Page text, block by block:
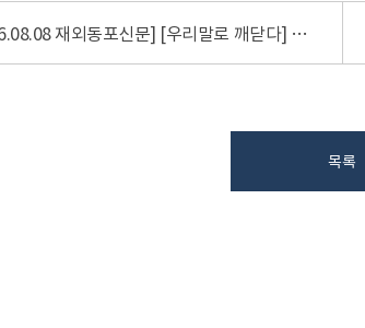
[2016.08.08 재외동포신문] [우리말로 깨닫다] 팥으로 메주를 쑨다고 해도
목록